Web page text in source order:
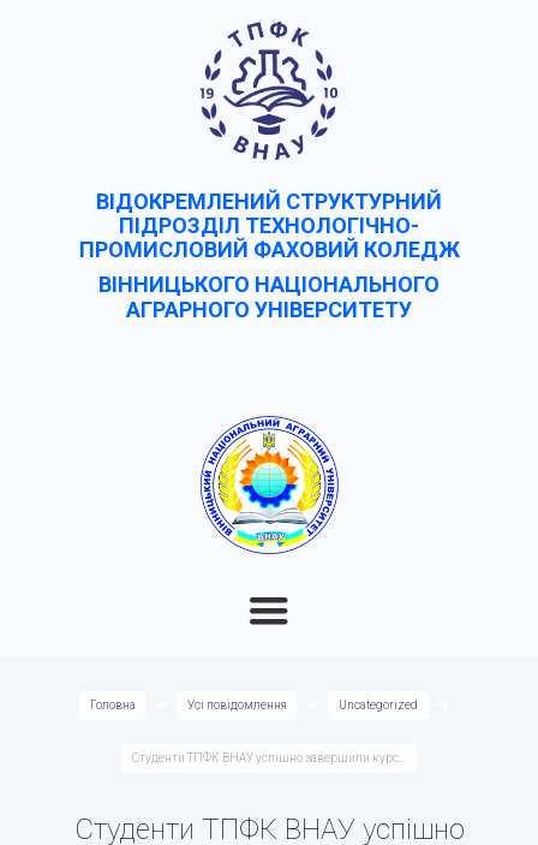
ВІДОКРЕМЛЕНИЙ СТРУКТУРНИЙ
ПІДРОЗДІЛ ТЕХНОЛОГІЧНО-
ПРОМИСЛОВИЙ ФАХОВИЙ КОЛЕДЖ
ВІННИЦЬКОГО НАЦІОНАЛЬНОГО
АГРАРНОГО УНІВЕРCИТЕТУ
Головна Усі повідомлення Uncategorized
Студенти ТПФК ВНАУ успішно завершили курс...
Студенти ТПФК ВНАУ успішно